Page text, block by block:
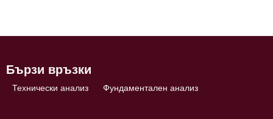
Бързи връзки
Технически анализ Фундаментален анализ